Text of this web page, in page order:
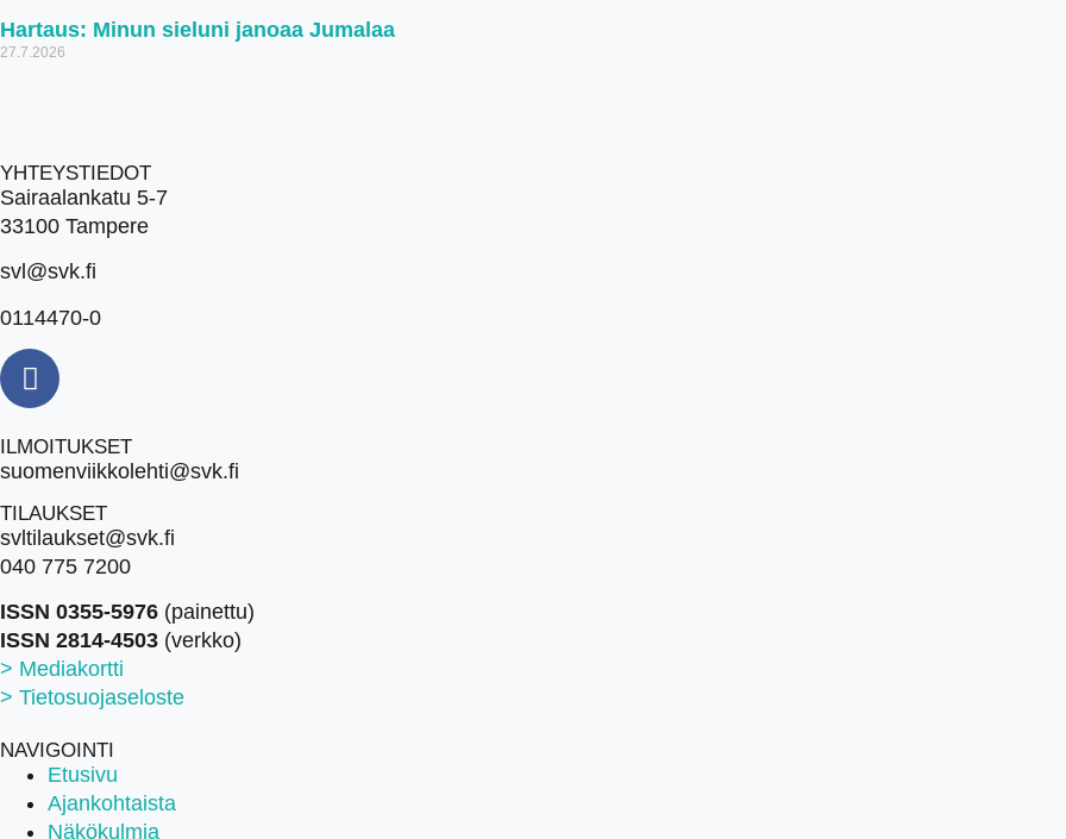
Hartaus: Minun sieluni janoaa Jumalaa
27.7.2026
YHTEYSTIEDOT
Sairaalankatu 5-7
33100 Tampere
svl@svk.fi
0114470-0
ILMOITUKSET
suomenviikkolehti@svk.fi
TILAUKSET
svltilaukset@svk.fi
040 775 7200
ISSN 0355-5976 (painettu)
ISSN 2814-4503 (verkko)
> Mediakortti
> Tietosuojaseloste
NAVIGOINTI
Etusivu
Ajankohtaista
Näkökulmia